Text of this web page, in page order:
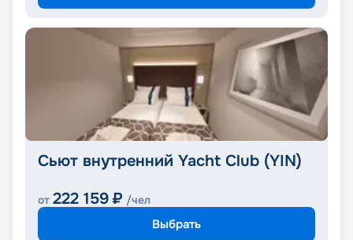
Сьют внутренний Yacht Club (YIN)
от 222 159 ₽ /чел
Выбрать